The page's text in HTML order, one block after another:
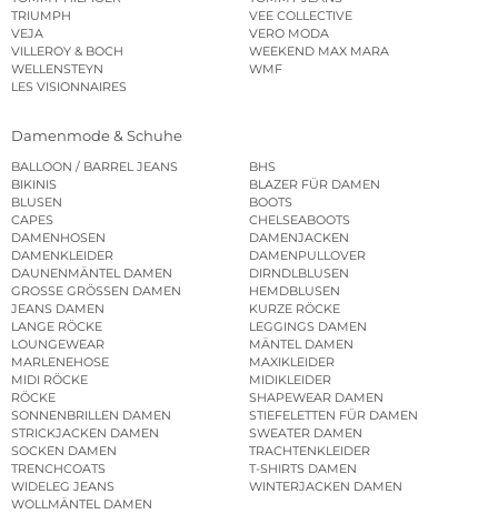
TRIUMPH
VEE COLLECTIVE
VEJA
VERO MODA
VILLEROY & BOCH
WEEKEND MAX MARA
WELLENSTEYN
WMF
LES VISIONNAIRES
Damenmode & Schuhe
BALLOON / BARREL JEANS
BHS
BIKINIS
BLAZER FÜR DAMEN
BLUSEN
BOOTS
CAPES
CHELSEABOOTS
DAMENHOSEN
DAMENJACKEN
DAMENKLEIDER
DAMENPULLOVER
DAUNENMÄNTEL DAMEN
DIRNDLBLUSEN
GROSSE GRÖSSEN DAMEN
HEMDBLUSEN
JEANS DAMEN
KURZE RÖCKE
LANGE RÖCKE
LEGGINGS DAMEN
LOUNGEWEAR
MÄNTEL DAMEN
MARLENEHOSE
MAXIKLEIDER
MIDI RÖCKE
MIDIKLEIDER
RÖCKE
SHAPEWEAR DAMEN
SONNENBRILLEN DAMEN
STIEFELETTEN FÜR DAMEN
STRICKJACKEN DAMEN
SWEATER DAMEN
SOCKEN DAMEN
TRACHTENKLEIDER
TRENCHCOATS
T-SHIRTS DAMEN
WIDELEG JEANS
WINTERJACKEN DAMEN
WOLLMÄNTEL DAMEN